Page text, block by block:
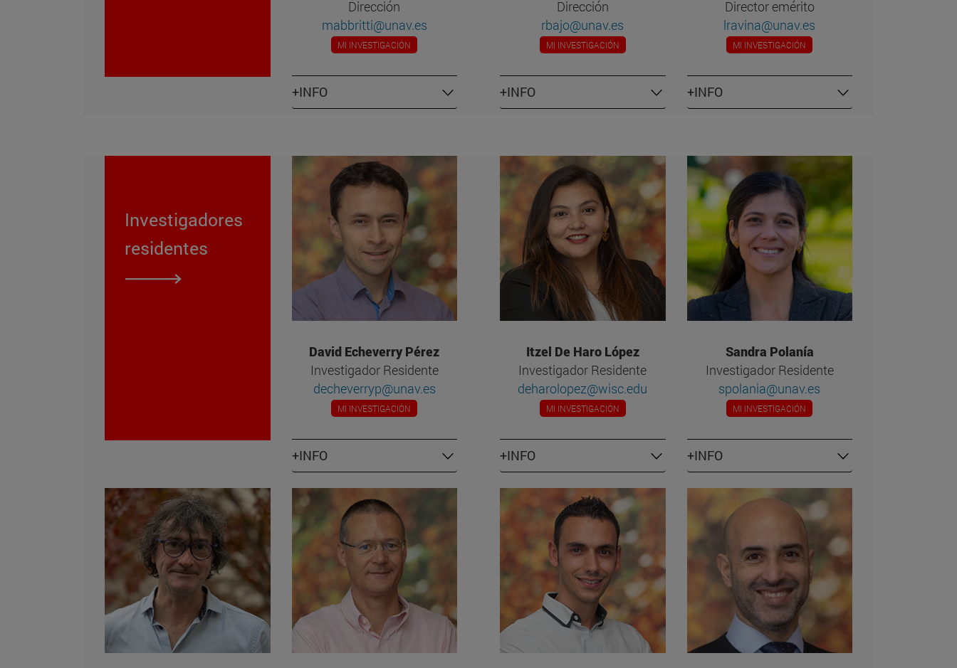
Dirección
mabbritti@unav.es
MI INVESTIGACIÓN
+INFO
Dirección
rbajo@unav.es
MI INVESTIGACIÓN
+INFO
Director emérito
lravina@unav.es
MI INVESTIGACIÓN
+INFO
Investigadores
residentes
David Echeverry Pérez
Investigador Residente
decheverryp@unav.es
MI INVESTIGACIÓN
+INFO
Itzel De Haro López
Investigador Residente
deharolopez@wisc.edu
MI INVESTIGACIÓN
+INFO
Sandra Polanía
Investigador Residente
spolania@unav.es
MI INVESTIGACIÓN
+INFO